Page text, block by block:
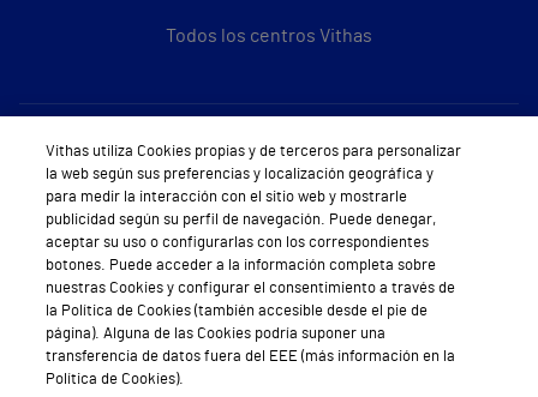
Todos los centros Vithas
Sobre Vithas
Quiénes somos
Trabajar en Vithas
Teléfono Cita Médica
Teléfono Atención al Cliente
Política de seguridad y salud en el trabajo
Vithas utiliza Cookies propias y de terceros para personalizar
la web según sus preferencias y localización geográfica y
para medir la interacción con el sitio web y mostrarle
publicidad según su perfil de navegación. Puede denegar,
aceptar su uso o configurarlas con los correspondientes
botones. Puede acceder a la información completa sobre
nuestras Cookies y configurar el consentimiento a través de
la Política de Cookies (también accesible desde el pie de
página). Alguna de las Cookies podría suponer una
transferencia de datos fuera del EEE (más información en la
Política de Cookies).